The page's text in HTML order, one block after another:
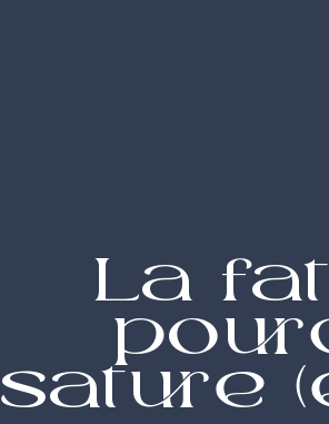
La
sature